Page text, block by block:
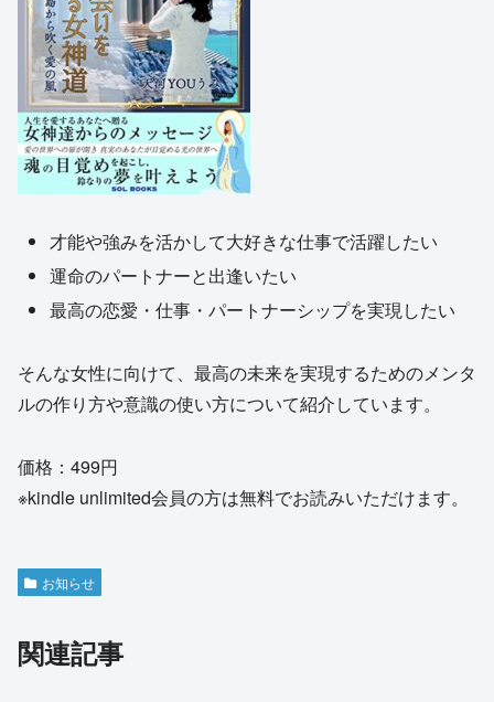
才能や強みを活かして大好きな仕事で活躍したい
運命のパートナーと出逢いたい
最高の恋愛・仕事・パートナーシップを実現したい
そんな女性に向けて、最高の未来を実現するためのメンタ
ルの作り方や意識の使い方について紹介しています。
価格：499円
※kindle unlimited会員の方は無料でお読みいただけます。
お知らせ
関連記事